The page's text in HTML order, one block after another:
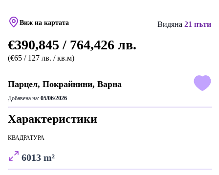
Виж на картата Видяна 21 пъти
€390,845 / 764,426 лв.
(€65 / 127 лв. / кв.м)
Парцел, Покрайнини, Варна
Добавена на: 05/06/2026
Характеристики
КВАДРАТУРА
6013 m²